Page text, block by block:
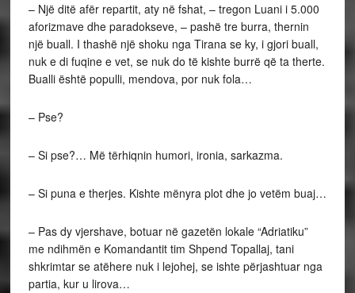
– Një ditë afër repartit, aty në fshat, – tregon Luani i 5.000
aforizmave dhe paradokseve, – pashë tre burra, thernin
një buall. I thashë një shoku nga Tirana se ky, i gjori buall,
nuk e di fuqine e vet, se nuk do të kishte burrë që ta therte.
Bualli është populli, mendova, por nuk fola…
– Pse?
– Si pse?… Më tërhiqnin humori, ironia, sarkazma.
– Si puna e therjes. Kishte mënyra plot dhe jo vetëm buaj…
– Pas dy vjershave, botuar në gazetën lokale “Adriatiku”
me ndihmën e Komandantit tim Shpend Topallaj, tani
shkrimtar se atëhere nuk i lejohej, se ishte përjashtuar nga
partia, kur u lirova…